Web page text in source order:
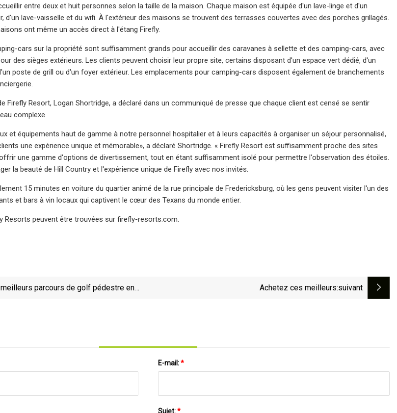
entre deux et huit personnes selon la taille de la maison. Chaque maison est équipée d'un lave-linge et d'un
d'un lave-vaisselle et du wifi. À l'extérieur des maisons se trouvent des terrasses couvertes avec des porches grillagés.
ont même un accès direct à l'étang Firefly.
cars sur la propriété sont suffisamment grands pour accueillir des caravanes à sellette et des camping-cars, avec
des sièges extérieurs. Les clients peuvent choisir leur propre site, certains disposant d'un espace vert dédié, d'un
poste de grill ou d'un foyer extérieur. Les emplacements pour camping-cars disposent également de branchements
Firefly Resort, Logan Shortridge, a déclaré dans un communiqué de presse que chaque client est censé se sentir
complexe.
et équipements haut de gamme à notre personnel hospitalier et à leurs capacités à organiser un séjour personnalisé,
une expérience unique et mémorable», a déclaré Shortridge. « Firefly Resort est suffisamment proche des sites
une gamme d'options de divertissement, tout en étant suffisamment isolé pour permettre l'observation des étoiles.
la beauté de Hill Country et l'expérience unique de Firefly avec nos invités.
15 minutes en voiture du quartier animé de la rue principale de Fredericksburg, où les gens peuvent visiter l'un des
et bars à vin locaux qui captivent le cœur des Texans du monde entier.
Resorts peuvent être trouvées sur firefly-resorts.com.
parcours de golf pédestre en
Achetez ces meilleurs:suivant
E-mail:*
Sujet:*